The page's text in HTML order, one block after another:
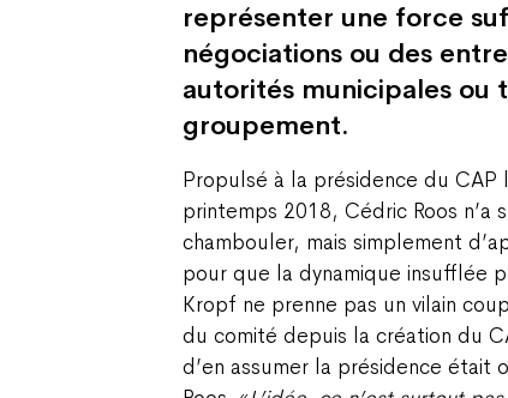
représenter une force
négociations ou des
autorités municipales ou
groupement.
Propulsé à la présidence du CAP
printemps 2018, Cédric Roos
chambouler, mais simplement
pour que la dynamique insufflée
Kropf ne prenne pas un vilain
du comité depuis la création du
d’en assumer la présidence